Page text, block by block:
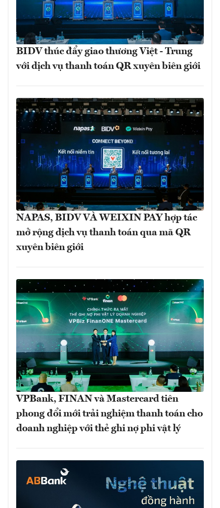
BIDV thúc đẩy giao thương Việt - Trung
với dịch vụ thanh toán QR xuyên biên giới
NAPAS, BIDV VÀ WEIXIN PAY hợp tác
mở rộng dịch vụ thanh toán qua mã QR
xuyên biên giới
VPBank, FINAN và Mastercard tiên
phong đổi mới trải nghiệm thanh toán cho
doanh nghiệp với thẻ ghi nợ phi vật lý